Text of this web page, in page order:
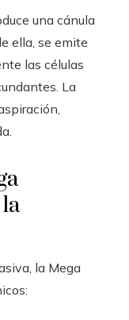
una cánula
ella, se emite
las células
La
la Mega